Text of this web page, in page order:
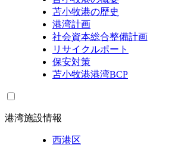
苫小牧港の歴史
港湾計画
社会資本総合整備計画
リサイクルポート
保安対策
苫小牧港港湾BCP
港湾施設情報
西港区